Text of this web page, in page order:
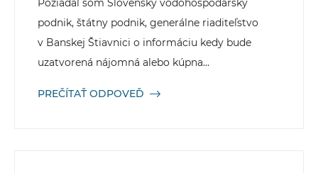
Požiadal som Slovenský vodohospodársky
podnik, štátny podnik, generálne riaditeľstvo
v Banskej Štiavnici o informáciu kedy bude
uzatvorená nájomná alebo kúpna...
PREČÍTAŤ ODPOVEĎ